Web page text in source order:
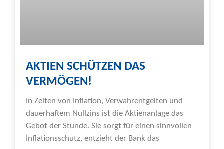
AKTIEN SCHÜTZEN DAS
VERMÖGEN!
In Zeiten von Inflation, Verwahrentgelten und
dauerhaftem Nullzins ist die Aktienanlage das
Gebot der Stunde. Sie sorgt für einen sinnvollen
Inflationsschutz, entzieht der Bank das